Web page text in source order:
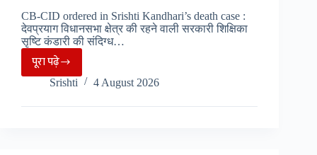
CB-CID ordered in Srishti Kandhari’s death case :
देवप्रयाग विधानसभा क्षेत्र की रहने वाली सरकारी शिक्षिका
सृष्टि कंडारी की संदिग्ध…
पूरा पढ़े
सृष्टि
कंडारी
मौत
Srishti 4 August 2026